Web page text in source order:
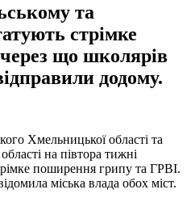
та
стрімке
що школярів
додому.
Хмельницької області та
на півтора тижні
поширення грипу та ГРВІ.
міська влада обох міст.